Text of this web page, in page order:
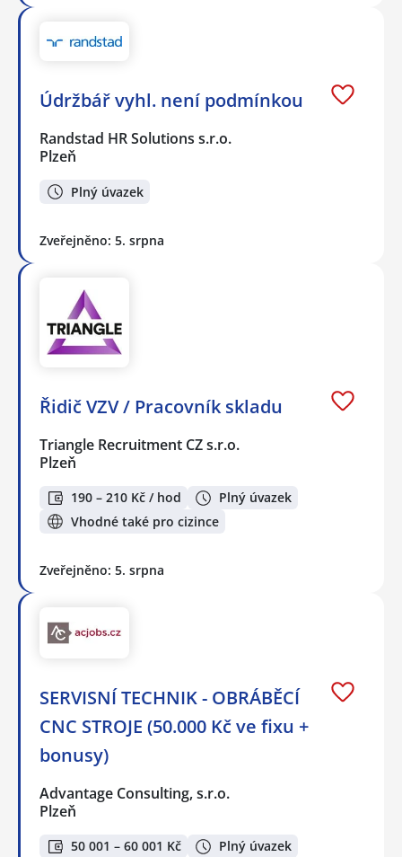
Údržbář vyhl. není podmínkou
Randstad HR Solutions s.r.o.
Plzeň
Plný úvazek
Zveřejněno: 5. srpna
Řidič VZV / Pracovník skladu
Triangle Recruitment CZ s.r.o.
Plzeň
190 – 210 Kč / hod
Plný úvazek
Vhodné také pro cizince
Zveřejněno: 5. srpna
SERVISNÍ TECHNIK - OBRÁBĚCÍ
CNC STROJE (50.000 Kč ve fixu +
bonusy)
Advantage Consulting, s.r.o.
Plzeň
50 001 – 60 001 Kč Plný úvazek